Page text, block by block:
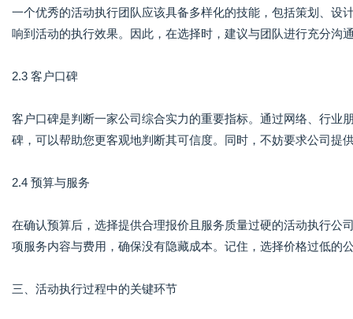
一个优秀的活动执行团队应该具备多样化的技能，包括策划、设
响到活动的执行效果。因此，在选择时，建议与团队进行充分沟
2.3 客户口碑
客户口碑是判断一家公司综合实力的重要指标。通过网络、行业
碑，可以帮助您更客观地判断其可信度。同时，不妨要求公司提
2.4 预算与服务
在确认预算后，选择提供合理报价且服务质量过硬的活动执行公
项服务内容与费用，确保没有隐藏成本。记住，选择价格过低的
三、活动执行过程中的关键环节